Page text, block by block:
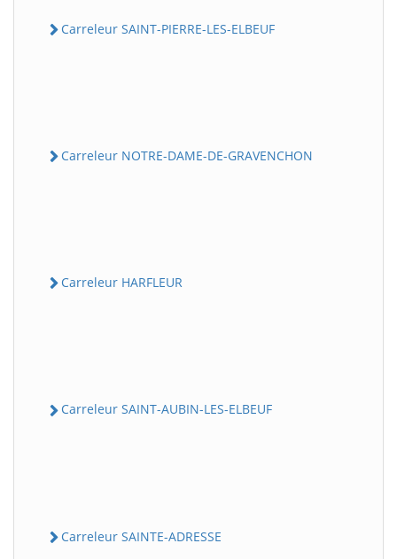
Carreleur SAINT-PIERRE-LES-ELBEUF
Carreleur NOTRE-DAME-DE-GRAVENCHON
Carreleur HARFLEUR
Carreleur SAINT-AUBIN-LES-ELBEUF
Carreleur SAINTE-ADRESSE